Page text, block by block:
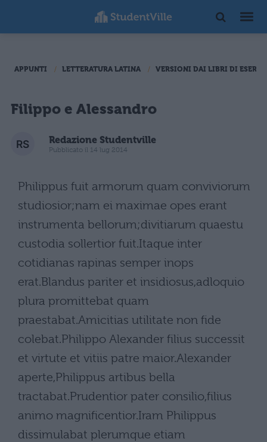
APPUNTI LETTERATURA LATINA VERSIONI DAI LIBRI DI
Filippo e Alessandro
Redazione Studentville
Pubblicato il 14 lug 2014
Philippus fuit armorum quam conviviorum
studiosior;nam ei maximae opes erant
instrumenta bellorum;divitiarum quaestu
custodia sollertior fuit.Itaque inter
cotidianas rapinas semper inops
erat.Blandus pariter et insidiosus,adloquio
plura promittebat quam
praestabat.Amicitias utilitate non fide
colebat.Philippo Alexander filius successit
et virtute et vitiis patre maior.Alexander
aperte,Philippus artibus bella
tractabat.Prudentior pater consilio,filius
animo magnificentior.Iram Philippus
dissimulabat plerumque etiam